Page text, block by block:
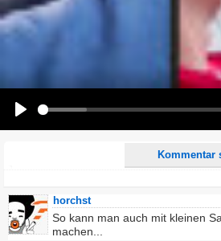
Kommentar
Alle HTML-Tags außer <br>, <strike> und <i> werden
URLs werden automatisch umgewandelt. Bitte
Ich möchte eine E-Mail, wenn auf dieser
horchst
So kann man auch mit kleinen
machen...